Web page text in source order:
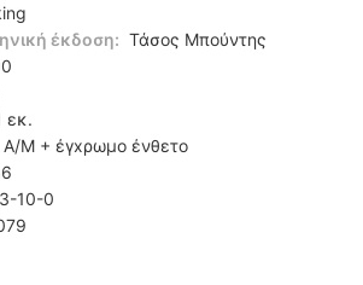
έκδοση: Τάσος Μπούντης
εκ.
Α/Μ + έγxρωμο ένθετο
10-0